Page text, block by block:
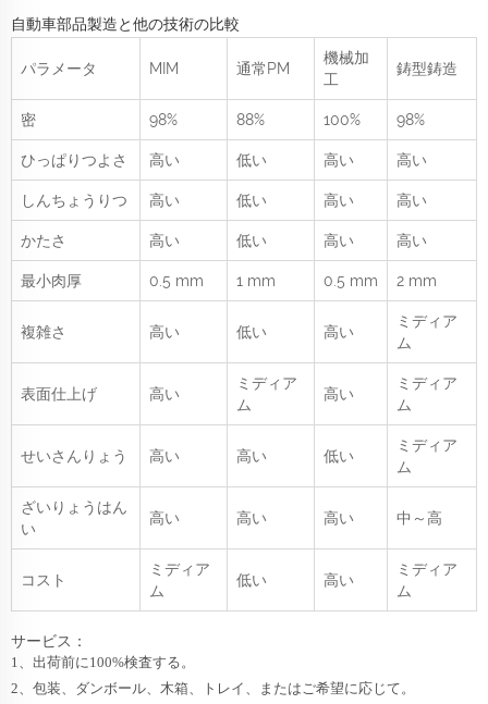
自動車部品製造と他の技術の比較
パラメータ MIM 通常PM
機械加
工
鋳型鋳造
密 98% 88% 100% 98%
ひっぱりつよさ 高い 低い 高い 高い
しんちょうりつ 高い 低い 高い 高い
かたさ 高い 低い 高い 高い
最小肉厚 0.5 mm 1 mm 0.5 mm 2 mm
複雑さ 高い 低い 高い
ミディア
ム
表面仕上げ 高い
ミディア
ム
高い
ミディア
ム
せいさんりょう 高い 高い 低い
ミディア
ム
ざいりょうはん
い
高い 高い 高い 中～高
コスト
ミディア
ム
低い 高い
ミディア
ム
サービス：
1、出荷前に100%検査する。
2、包装、ダンボール、木箱、トレイ、またはご希望に応じて。